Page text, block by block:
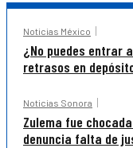
Noticias México
¿No puedes entrar
retrasos en
Noticias Sonora
Zulema fue
denuncia falta de